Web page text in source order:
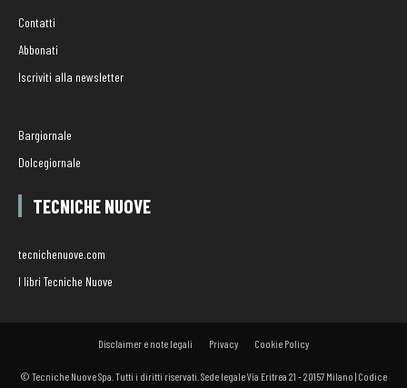
Contatti
Abbonati
Iscriviti alla newsletter
Bargiornale
Dolcegiornale
TECNICHE NUOVE
tecnichenuove.com
I libri Tecniche Nuove
Disclaimer e note legali Privacy Cookie Policy
© Tecniche Nuove Spa. Tutti i diritti riservati. Sede legale Via Eritrea 21 - 20157 Milano | Codice